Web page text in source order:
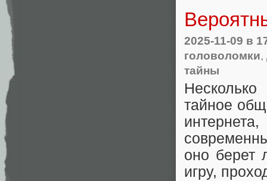
2025-11-09 в
головоломки,
тайны
тайное
оно берет
игру,